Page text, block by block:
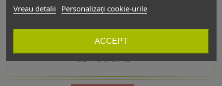
Vreau detalii
Personalizați cookie-urile
ACCEPT
Catalog
GET SOCIAL